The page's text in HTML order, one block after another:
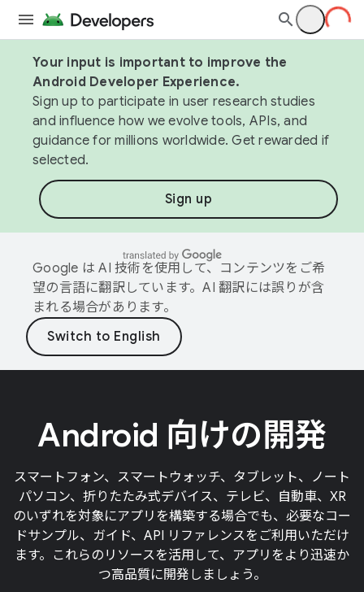
Your input is important to improve the
Android Developer Experience.
Sign up to participate in user research studies
and influence how we evolve tools, APIs, and
guidance for millions worldwide. Get rewarded if
selected.
Sign up
Google は AI 技術を使用して、コンテンツをご希
望の言語に翻訳しています。AI 翻訳には誤りが含
まれる場合があります。
Android 向けの開発
スマートフォン、スマートウォッチ、タブレット、ノート
パソコン、折りたたみ式デバイス、テレビ、自動車、XR
のいずれを対象にアプリを構築する場合でも、必要なコー
ドサンプル、ガイド、API リファレンスをご利用いただけ
ます。これらのリソースを活用して、アプリをより迅速か
つ高品質に開発しましょう。